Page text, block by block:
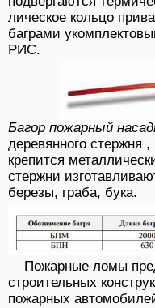
лическое кольцо
баграми
РИС.
Багор пожарный
деревянного стержня
крепится
стержни
березы, граба, бука.
Пожарные ломы
строительных
пожарных